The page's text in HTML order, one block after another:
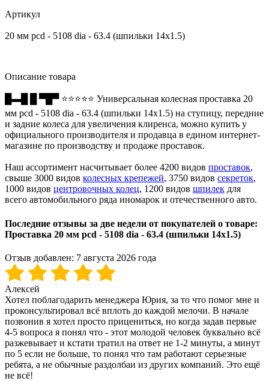
Артикул
20 мм pcd - 5108 dia - 63.4 (шпильки 14х1.5)
Описание товара
█▬█ █ ▀█▀ ⭐⭐⭐⭐⭐ Универсальная колесная проставка 20
мм pcd - 5108 dia - 63.4 (шпильки 14х1.5) на ступицу, передние
и задние колеса для увеличения клиренса, можно купить у
официального производителя и продавца в едином интернет-
магазине по производству и продаже проставок.
Наш ассортимент насчитывает более 4200 видов проставок,
свыше 3000 видов колесных крепежей, 3750 видов секреток,
1000 видов центровочных колец, 1200 видов шпилек для
всего автомобильного ряда иномарок и отечественного авто.
Последние отзывы за две недели от покупателей о товаре:
Проставка 20 мм pcd - 5108 dia - 63.4 (шпильки 14х1.5)
Отзыв добавлен: 7 августа 2026 года
Алексей
Хотел поблагодарить менеджера Юрия, за то что помог мне и
проконсультировал всё вплоть до каждой мелочи. В начале
позвонив я хотел просто прицениться, но когда задав первые
4-5 вопроса я понял что - этот молодой человек буквально всё
разжевывает и кстати тратил на ответ не 1-2 минуты, а минут
по 5 если не больше, то понял что там работают серьезные
ребята, а не обычные раздолбаи из других компаний. Это ещё
не всё!